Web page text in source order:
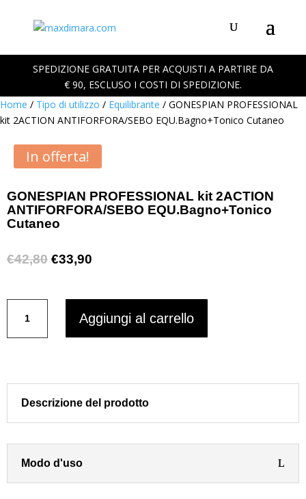
SPEDIZIONE GRATUITA PER ACQUISTI A PARTIRE DA
€ 90, ESCLUSO I COSTI DI SPEDIZIONE.
Home / Tipo di utilizzo / Equilibrante / GONESPIAN PROFESSIONAL
kit 2ACTION ANTIFORFORA/SEBO EQU.Bagno+Tonico Cutaneo
In offerta!
GONESPIAN PROFESSIONAL kit 2ACTION
ANTIFORFORA/SEBO EQU.Bagno+Tonico
Cutaneo
€42,80 Il
€42,80.
€33,90
€33,90.
PROFESSIONAL
kit
EQU.Bagno+Tonico
Cutaneo
Aggiungi al carrello
Descrizione del prodotto
Modo d'uso